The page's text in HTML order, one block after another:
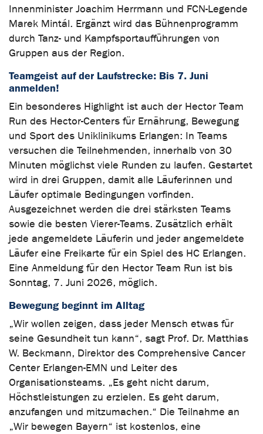
Innenminister Joachim Herrmann und FCN-Legende
Marek Mintál. Ergänzt wird das Bühnenprogramm
durch Tanz- und Kampfsportaufführungen von
Gruppen aus der Region.
Teamgeist auf der Laufstrecke: Bis 7. Juni
anmelden!
Ein besonderes Highlight ist auch der Hector Team
Run des Hector-Centers für Ernährung, Bewegung
und Sport des Uniklinikums Erlangen: In Teams
versuchen die Teilnehmenden, innerhalb von 30
Minuten möglichst viele Runden zu laufen. Gestartet
wird in drei Gruppen, damit alle Läuferinnen und
Läufer optimale Bedingungen vorfinden.
Ausgezeichnet werden die drei stärksten Teams
sowie die besten Vierer-Teams. Zusätzlich erhält
jede angemeldete Läuferin und jeder angemeldete
Läufer eine Freikarte für ein Spiel des HC Erlangen.
Eine Anmeldung für den Hector Team Run ist bis
Sonntag, 7. Juni 2026, möglich.
Bewegung beginnt im Alltag
„Wir wollen zeigen, dass jeder Mensch etwas für
seine Gesundheit tun kann“, sagt Prof. Dr. Matthias
W. Beckmann, Direktor des Comprehensive Cancer
Center Erlangen-EMN und Leiter des
Organisationsteams. „Es geht nicht darum,
Höchstleistungen zu erzielen. Es geht darum,
anzufangen und mitzumachen.“ Die Teilnahme an
„Wir bewegen Bayern“ ist kostenlos, eine